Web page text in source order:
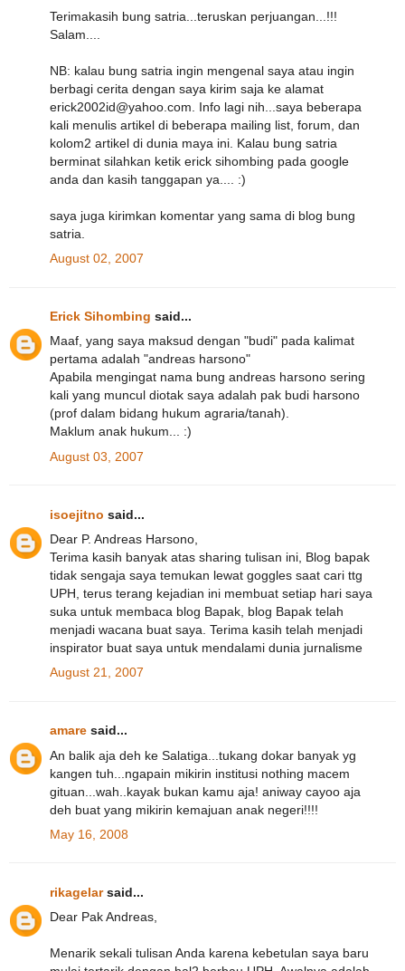
Terimakasih bung satria...teruskan perjuangan...!!!
Salam....
NB: kalau bung satria ingin mengenal saya atau ingin
berbagi cerita dengan saya kirim saja ke alamat
erick2002id@yahoo.com. Info lagi nih...saya beberapa
kali menulis artikel di beberapa mailing list, forum, dan
kolom2 artikel di dunia maya ini. Kalau bung satria
berminat silahkan ketik erick sihombing pada google
anda dan kasih tanggapan ya.... :)
saya juga kirimkan komentar yang sama di blog bung
satria.
August 02, 2007
Erick Sihombing said...
Maaf, yang saya maksud dengan "budi" pada kalimat
pertama adalah "andreas harsono"
Apabila mengingat nama bung andreas harsono sering
kali yang muncul diotak saya adalah pak budi harsono
(prof dalam bidang hukum agraria/tanah).
Maklum anak hukum... :)
August 03, 2007
isoejitno said...
Dear P. Andreas Harsono,
Terima kasih banyak atas sharing tulisan ini, Blog bapak
tidak sengaja saya temukan lewat goggles saat cari ttg
UPH, terus terang kejadian ini membuat setiap hari saya
suka untuk membaca blog Bapak, blog Bapak telah
menjadi wacana buat saya. Terima kasih telah menjadi
inspirator buat saya untuk mendalami dunia jurnalisme
August 21, 2007
amare said...
An balik aja deh ke Salatiga...tukang dokar banyak yg
kangen tuh...ngapain mikirin institusi nothing macem
gituan...wah..kayak bukan kamu aja! aniway cayoo aja
deh buat yang mikirin kemajuan anak negeri!!!!
May 16, 2008
rikagelarsaid...
Dear Pak Andreas,
Menarik sekali tulisan Anda karena kebetulan saya baru